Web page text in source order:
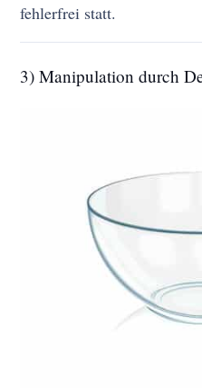
fehlerfrei statt.
3) Manipulation durch